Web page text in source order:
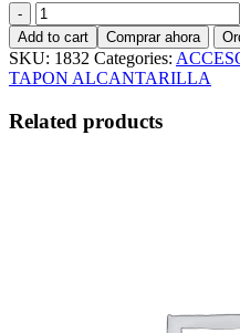
TAPON
ALCANTARILLA
160MM
(6")
quantity
Add to cart Comprar ahora
SKU: 1832 Categories:
TAPON ALCANTARILLA
Related products